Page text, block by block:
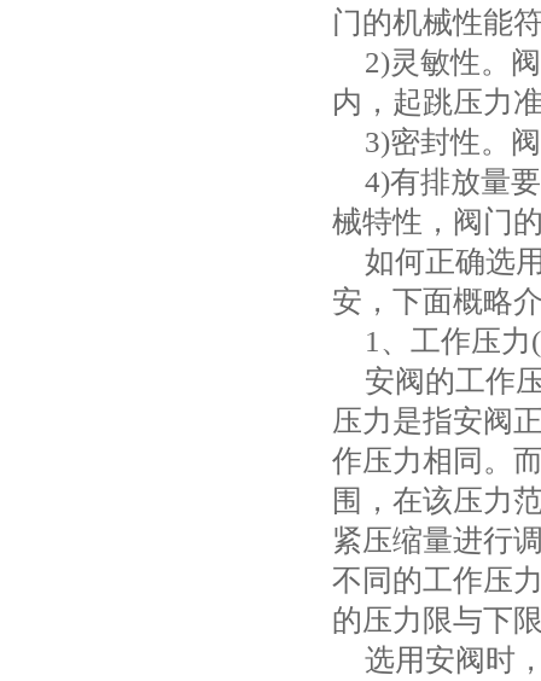
门的机械性能
2)灵敏性。
内，起跳压力
3)密封性。
4)有排放量
械特性，阀门
如何正确选
安，下面概略
1 、工作压力(
安阀的工作
压力是指安阀
作压力相同。
围，在该压力
紧压缩量进行
不同的工作压
的压力限与下
选用安阀时